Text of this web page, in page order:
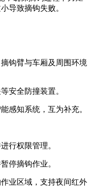
导致摘钩失败。
钩臂与车厢及周围环境
安全防撞装置。
感知系统，互为补充。
行权限管理。
停摘钩作业。
业区域，支持夜间红外